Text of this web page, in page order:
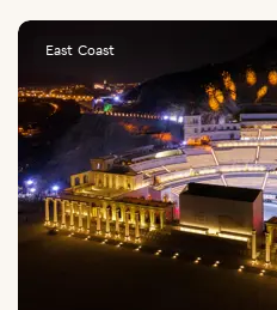
East Coast